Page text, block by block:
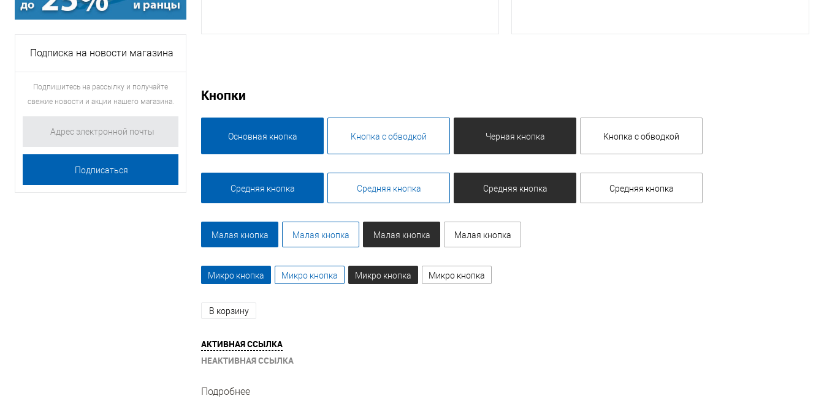
Подписка на новости магазина
Подпишитесь на рассылку и получайте
свежие новости и акции нашего магазина.
Кнопки
Основная кнопка Кнопка с обводкой Черная кнопка Кнопка с обводкой
Средняя кнопка Средняя кнопка Средняя кнопка Средняя кнопка
Малая кнопка Малая кнопка Малая кнопка Малая кнопка
Микро кнопка Микро кнопка Микро кнопка Микро кнопка
В корзину
АКТИВНАЯ ССЫЛКА
НЕАКТИВНАЯ ССЫЛКА
Подробнее